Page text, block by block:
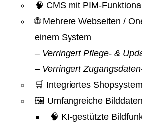
🧠 CMS mit PIM-
🌐 Mehrere Webseiten /
einem System
– Verringert Pflege- &
– Verringert
🛒 Integriertes Shopsystem
🖼️ Umfangreiche
🧠 KI-gestützte